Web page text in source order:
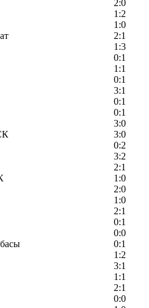
2:0
1:2
1:0
2:1
1:3
0:1
1:1
0:1
3:1
0:1
0:1
3:0
3:0
0:2
3:2
2:1
1:0
2:0
1:0
2:1
0:1
0:0
0:1
1:2
3:1
1:1
2:1
0:0